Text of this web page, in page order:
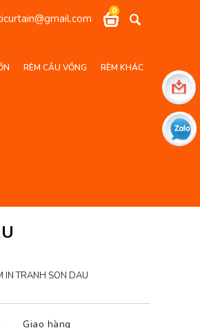
0
RÈM CẦU VỒNG RÈM KHÁC
IN TRANH SON DAU
Giao hàng